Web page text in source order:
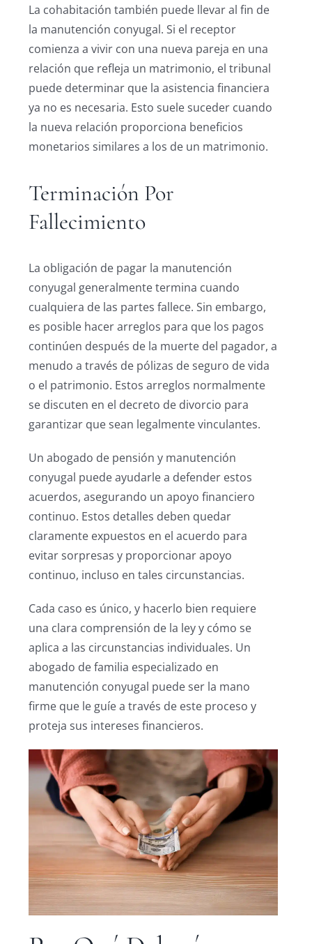
La cohabitación también puede llevar al fin de
la manutención conyugal. Si el receptor
comienza a vivir con una nueva pareja en una
relación que refleja un matrimonio, el tribunal
puede determinar que la asistencia financiera
ya no es necesaria. Esto suele suceder cuando
la nueva relación proporciona beneficios
monetarios similares a los de un matrimonio.
Terminación Por
Fallecimiento
La obligación de pagar la manutención
conyugal generalmente termina cuando
cualquiera de las partes fallece. Sin embargo,
es posible hacer arreglos para que los pagos
continúen después de la muerte del pagador, a
menudo a través de pólizas de seguro de vida
o el patrimonio. Estos arreglos normalmente
se discuten en el decreto de divorcio para
garantizar que sean legalmente vinculantes.
Un abogado de pensión y manutención
conyugal puede ayudarle a defender estos
acuerdos, asegurando un apoyo financiero
continuo. Estos detalles deben quedar
claramente expuestos en el acuerdo para
evitar sorpresas y proporcionar apoyo
continuo, incluso en tales circunstancias.
Cada caso es único, y hacerlo bien requiere
una clara comprensión de la ley y cómo se
aplica a las circunstancias individuales. Un
abogado de familia especializado en
manutención conyugal puede ser la mano
firme que le guíe a través de este proceso y
proteja sus intereses financieros.